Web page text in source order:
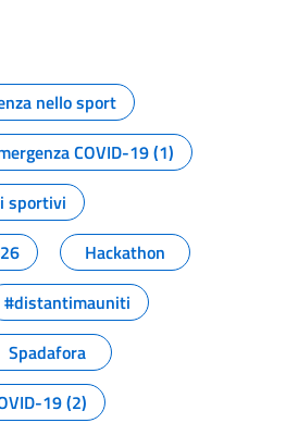
della pagina
nello sport
COVID-19 (1)
sportivi
Hackathon
#distantimauniti
Spadafora
19 (2)